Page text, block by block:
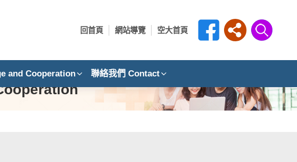
回首頁 網站導覽 空大首頁
and Cooperation 聯絡我們 Contact
Cooperation